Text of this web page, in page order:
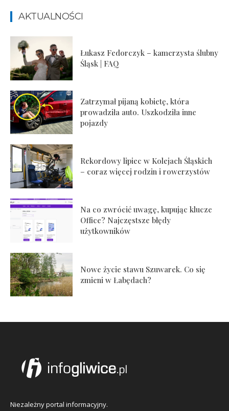
AKTUALNOŚCI
Łukasz Fedorczyk – kamerzysta ślubny
Śląsk | FAQ
Zatrzymał pijaną kobietę, która
prowadziła auto. Uszkodziła inne
pojazdy
Rekordowy lipiec w Kolejach Śląskich
– coraz więcej rodzin i rowerzystów
Na co zwrócić uwagę, kupując klucze
Office? Najczęstsze błędy
użytkowników
Nowe życie stawu Szuwarek. Co się
zmieni w Łabędach?
Niezależny portal informacyjny.